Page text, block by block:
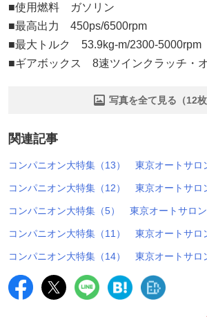
■使用燃料 ガソリン
■最高出力 450ps/6500rpm
■最大トルク 53.9kg-m/2300-5000rpm
■ギアボックス 8速ツインクラッチ・
写真を全て見る（12枚
関連記事
コンパニオン大特集（13） 東京オートサ
コンパニオン大特集（12） 東京オートサ
コンパニオン大特集（5） 東京オートサロ
コンパニオン大特集（11） 東京オートサ
コンパニオン大特集（14） 東京オートサ